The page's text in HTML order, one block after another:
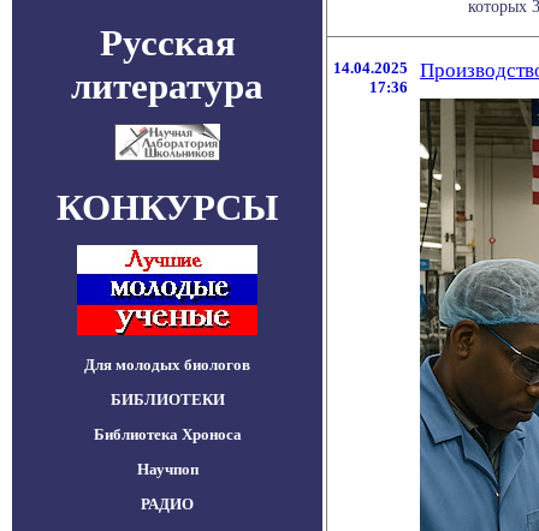
Русская
литература
КОНКУРСЫ
Для молодых биологов
БИБЛИОТЕКИ
Библиотека Хроноса
Научпоп
РАДИО
которых
14.04.2025
17:36